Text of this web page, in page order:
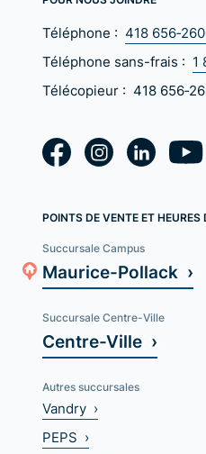
Téléphone : 418
Téléphone sans-frais : 1
Télécopieur : 418
POINTS DE VENTE ET HEURES
Succursale Campus
Maurice-Pollack ›
Succursale Centre-Ville
Centre-Ville ›
Autres succursales
Vandry ›
PEPS ›